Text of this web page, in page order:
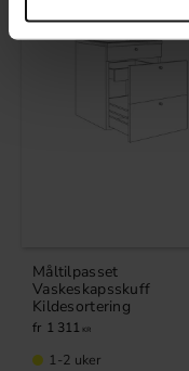
Måltilpasset
Vaskeskapsskuff
Kildesortering
1 311 KR
1-2 uker